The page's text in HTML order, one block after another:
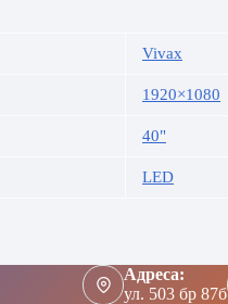
Vivax
1920×1080
40"
LED
Адреса:
ул. 503 бр 87б